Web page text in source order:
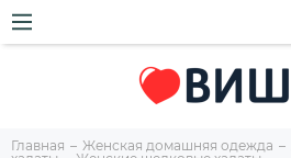
Главная Женская домашняя одежда